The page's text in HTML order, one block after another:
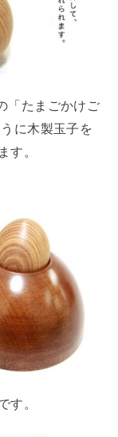
「たまごかけご
に木製玉子を
す。
す。